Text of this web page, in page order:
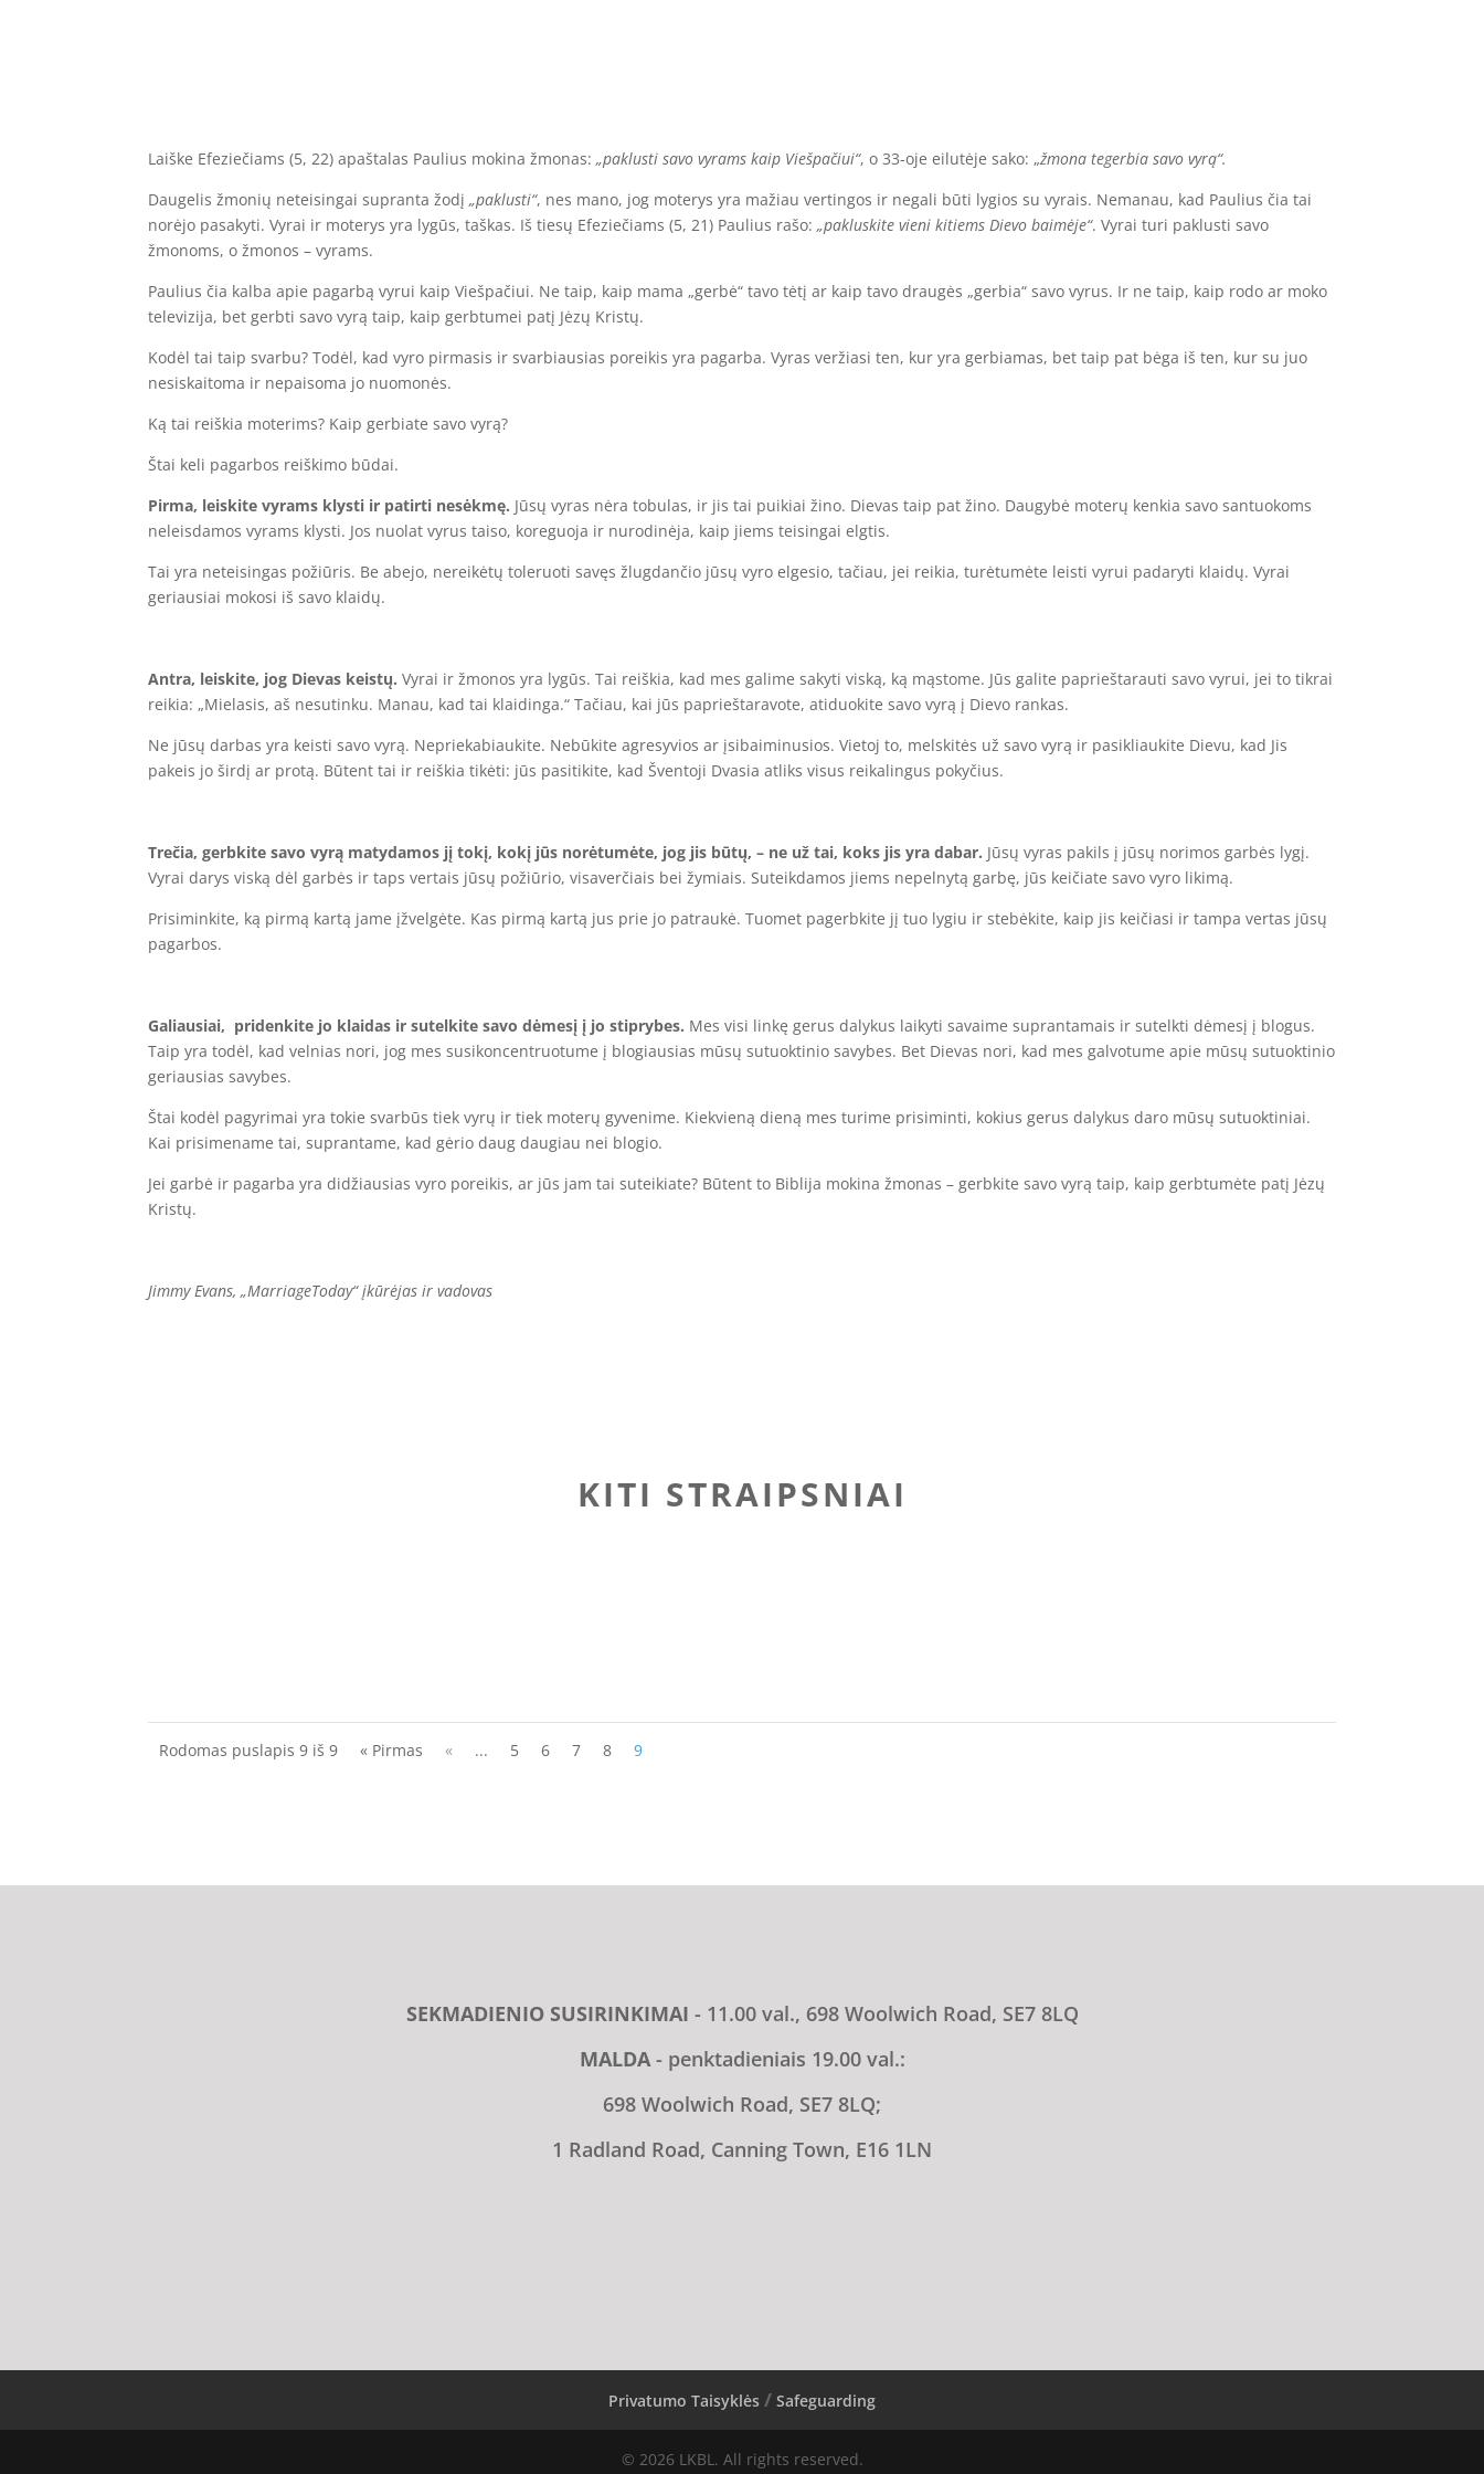
Laiške Efeziečiams (5, 22) apaštalas Paulius mokina žmonas:„paklusti savo vyrams kaip Viešpačiui“, o 33-oje eilutėje sako: „žmona tegerbia savo vyrą“.
Daugelis žmonių neteisingai supranta žodį„paklusti“, nes mano, jog moterys yra mažiau vertingos ir negali būti lygios su vyrais. Nemanau, kad Paulius čia tai
norėjo pasakyti. Vyrai ir moterys yra lygūs, taškas. Iš tiesų Efeziečiams (5, 21) Paulius rašo:„pakluskite vieni kitiems Dievo baimėje“. Vyrai turi paklusti savo
žmonoms, o žmonos – vyrams.
Paulius čia kalba apie pagarbą vyrui kaip Viešpačiui. Ne taip, kaip mama „gerbė“ tavo tėtį ar kaip tavo draugės „gerbia“ savo vyrus. Ir ne taip, kaip rodo ar moko
televizija, bet gerbti savo vyrą taip, kaip gerbtumei patį Jėzų Kristų.
Kodėl tai taip svarbu? Todėl, kad vyro pirmasis ir svarbiausias poreikis yra pagarba. Vyras veržiasi ten, kur yra gerbiamas, bet taip pat bėga iš ten, kur su juo
nesiskaitoma ir nepaisoma jo nuomonės.
Ką tai reiškia moterims? Kaip gerbiate savo vyrą?
Štai keli pagarbos reiškimo būdai.
Pirma, leiskite vyrams klysti ir patirti nesėkmę. Jūsų vyras nėra tobulas, ir jis tai puikiai žino. Dievas taip pat žino. Daugybė moterų kenkia savo santuokoms
neleisdamos vyrams klysti. Jos nuolat vyrus taiso, koreguoja ir nurodinėja, kaip jiems teisingai elgtis.
Tai yra neteisingas požiūris. Be abejo, nereikėtų toleruoti savęs žlugdančio jūsų vyro elgesio, tačiau, jei reikia, turėtumėte leisti vyrui padaryti klaidų. Vyrai
geriausiai mokosi iš savo klaidų.
Antra, leiskite, jog Dievas keistų. Vyrai ir žmonos yra lygūs. Tai reiškia, kad mes galime sakyti viską, ką mąstome. Jūs galite paprieštarauti savo vyrui, jei to tikrai
reikia: „Mielasis, aš nesutinku. Manau, kad tai klaidinga.“ Tačiau, kai jūs paprieštaravote, atiduokite savo vyrą į Dievo rankas.
Ne jūsų darbas yra keisti savo vyrą. Nepriekabiaukite. Nebūkite agresyvios ar įsibaiminusios. Vietoj to, melskitės už savo vyrą ir pasikliaukite Dievu, kad Jis
pakeis jo širdį ar protą. Būtent tai ir reiškia tikėti: jūs pasitikite, kad Šventoji Dvasia atliks visus reikalingus pokyčius.
Trečia, gerbkite savo vyrą matydamos jį tokį, kokį jūs norėtumėte, jog jis būtų, – ne už tai, koks jis yra dabar. Jūsų vyras pakils į jūsų norimos garbės lygį.
Vyrai darys viską dėl garbės ir taps vertais jūsų požiūrio, visaverčiais bei žymiais. Suteikdamos jiems nepelnytą garbę, jūs keičiate savo vyro likimą.
Prisiminkite, ką pirmą kartą jame įžvelgėte. Kas pirmą kartą jus prie jo patraukė. Tuomet pagerbkite jį tuo lygiu ir stebėkite, kaip jis keičiasi ir tampa vertas jūsų
pagarbos.
Galiausiai, pridenkite jo klaidas ir sutelkite savo dėmesį į jo stiprybes. Mes visi linkę gerus dalykus laikyti savaime suprantamais ir sutelkti dėmesį į blogus.
Taip yra todėl, kad velnias nori, jog mes susikoncentruotume į blogiausias mūsų sutuoktinio savybes. Bet Dievas nori, kad mes galvotume apie mūsų sutuoktinio
geriausias savybes.
Štai kodėl pagyrimai yra tokie svarbūs tiek vyrų ir tiek moterų gyvenime. Kiekvieną dieną mes turime prisiminti, kokius gerus dalykus daro mūsų sutuoktiniai.
Kai prisimename tai, suprantame, kad gėrio daug daugiau nei blogio.
Jei garbė ir pagarba yra didžiausias vyro poreikis, ar jūs jam tai suteikiate? Būtent to Biblija mokina žmonas – gerbkite savo vyrą taip, kaip gerbtumėte patį Jėzų
Kristų.
Jimmy Evans, „MarriageToday“ įkūrėjas ir vadovas
KITI STRAIPSNIAI
Rodomas puslapis 9 iš 9 « Pirmas « ... 5 6 7 8 9
SEKMADIENIO SUSIRINKIMAI - 11.00 val., 698 Woolwich Road, SE7 8LQ
MALDA- penktadieniais 19.00 val.:
698 Woolwich Road, SE7 8LQ;
1 Radland Road, Canning Town, E16 1LN
Privatumo Taisyklės Safeguarding